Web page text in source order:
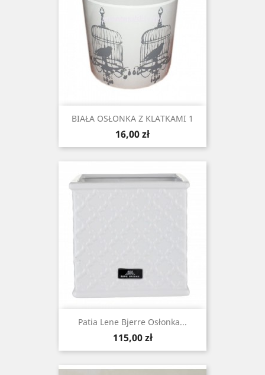
BIAŁA OSŁONKA Z KLATKAMI 1
Cena
16,00 zł
Patia Lene Bjerre Osłonka...
Cena
115,00 zł